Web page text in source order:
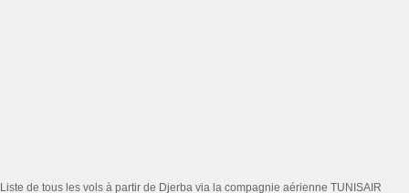
Liste de tous les vols à partir de Djerba via la compagnie aérienne TUNISAIR